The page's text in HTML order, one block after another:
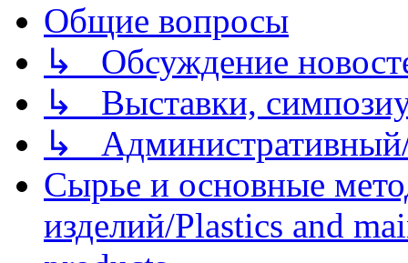
Общие вопросы
↳ Обсуждение
↳ Выставки,
↳
Сырье и основные
изделий/Plastics and